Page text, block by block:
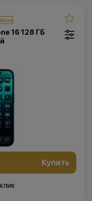
16 128 ГБ
Купить